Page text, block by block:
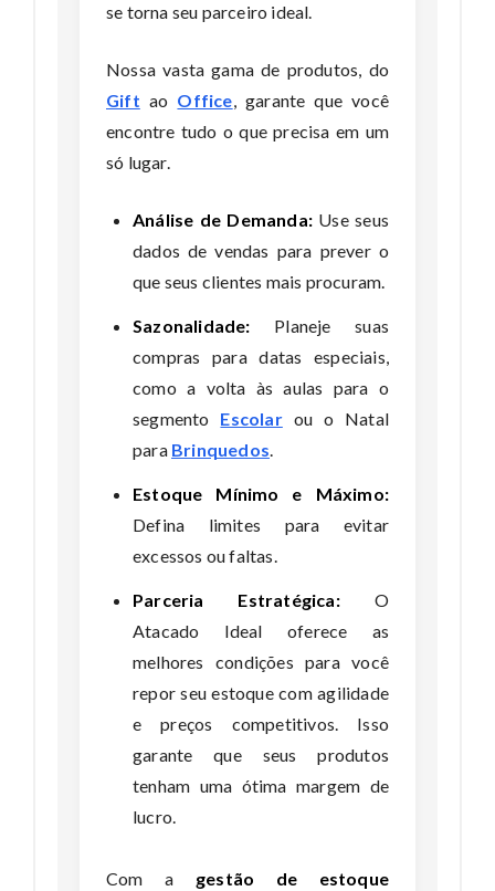
se torna seu parceiro ideal.
Nossa vasta gama de produtos, do
Gift ao Office, garante que você
encontre tudo o que precisa em um
só lugar.
Análise de Demanda: Use seus
dados de vendas para prever o
que seus clientes mais procuram.
Sazonalidade: Planeje suas
compras para datas especiais,
como a volta às aulas para o
segmento Escolarou o Natal
para Brinquedos.
Estoque Mínimo e Máximo:
Defina limites para evitar
excessos ou faltas.
Parceria Estratégica:O
Atacado Ideal oferece as
melhores condições para você
repor seu estoque com agilidade
e preços competitivos. Isso
garante que seus produtos
tenham uma ótima margem de
lucro.
Com a gestão de estoque